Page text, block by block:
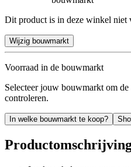
Dit product is in deze winkel
Wijzig bouwmarkt
Voorraad in de bouwmarkt
Selecteer jouw bouwmarkt om
controleren.
In welke bouwmarkt te koop?